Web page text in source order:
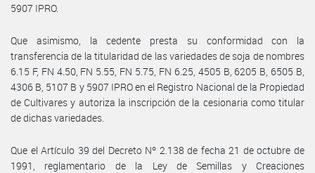
5907 IPRO.
Que asimismo, la cedente presta su conformidad con la
transferencia de la titularidad de las variedades de soja de nombres
6.15 F, FN 4.50, FN 5.55, FN 5.75, FN 6.25, 4505 B, 6205 B, 6505 B,
4306 B, 5107 B y 5907 IPRO en el Registro Nacional de la Propiedad
de Cultivares y autoriza la inscripción de la cesionaria como titular
de dichas variedades.
Que el Artículo 39 del Decreto Nº 2.138 de fecha 21 de octubre de
1991, reglamentario de la Ley de Semillas y Creaciones